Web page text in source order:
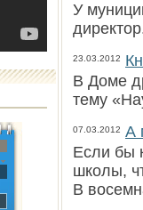
У
23.03.2012
В Доме
тему
07.03.2012 А
Если бы
школы,
В